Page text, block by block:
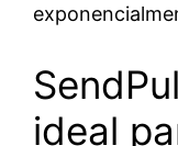
ideal